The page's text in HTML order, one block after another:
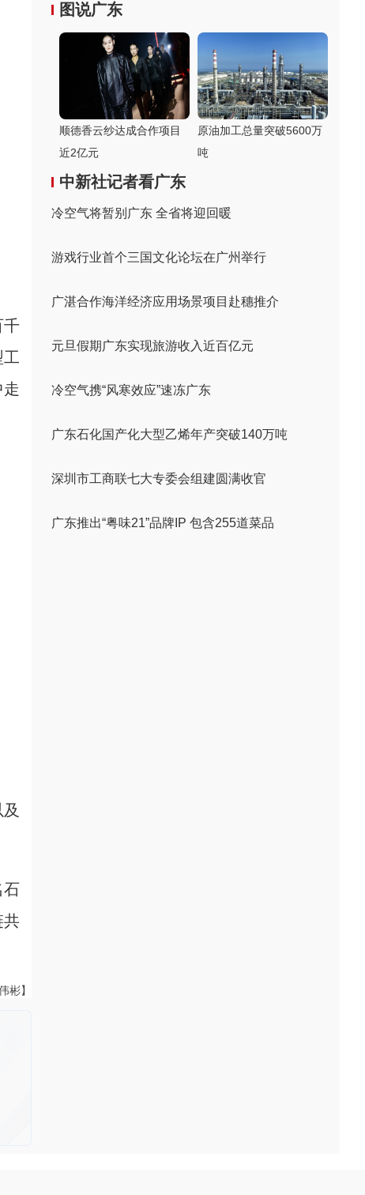
千
工
石
共
彬】
图说广东
顺德香云纱达成合作项目
近2亿元
原油加工总量突破5600万
吨
中新社记者看广东
冷空气将暂别广东 全省将迎回暖
游戏行业首个三国文化论坛在广州举行
广湛合作海洋经济应用场景项目赴穗推介
元旦假期广东实现旅游收入近百亿元
冷空气携“风寒效应”速冻广东
广东石化国产化大型乙烯年产突破140万吨
深圳市工商联七大专委会组建圆满收官
广东推出“粤味21”品牌IP 包含255道菜品